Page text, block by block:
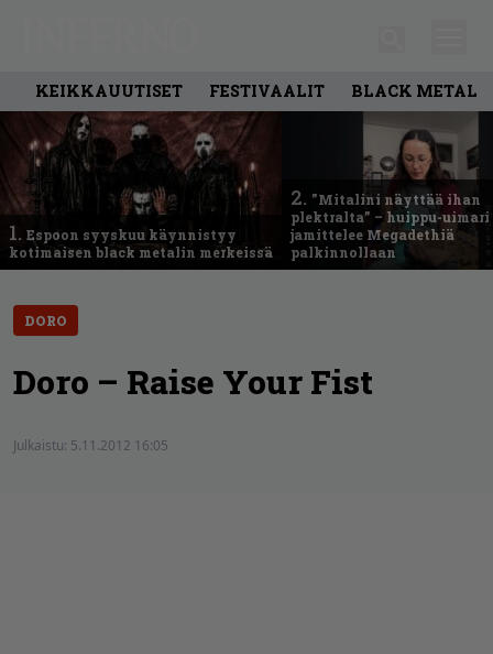
KEIKKAUUTISET FESTIVAALIT BLACK METAL
1. Espoon syyskuu käynnistyy
kotimaisen black metalin merkeissä
2. ”Mitalini näyttää ihan
plektralta” – huippu-uimari
jamittelee Megadethiä
palkinnollaan
DORO
Doro – Raise Your Fist
Julkaistu: 5.11.2012 16:05